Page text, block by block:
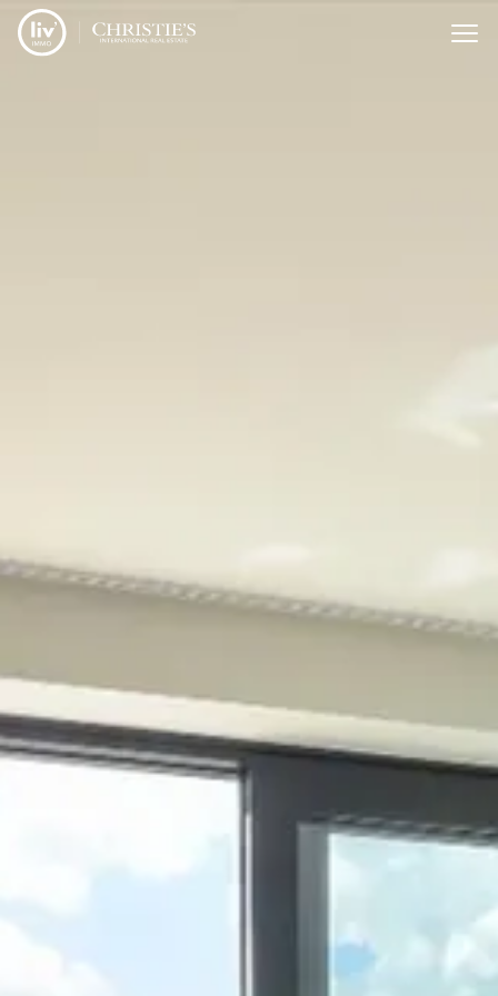
Menu overslaan en naar de inhoud gaan